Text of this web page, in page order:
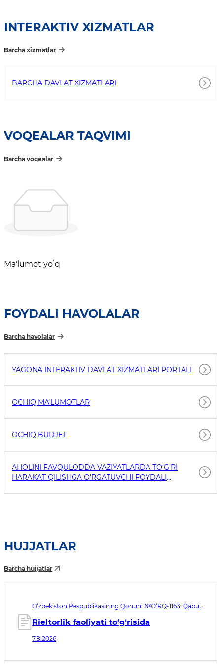
INTERAKTIV XIZMATLAR
Barcha xizmatlar
BARCHA DAVLAT XIZMATLARI
VOQEALAR TAQVIMI
Barcha voqealar
Maʼlumot yoʻq
FOYDALI HAVOLALAR
Barcha havolalar
YAGONA INTERAKTIV DAVLAT XIZMATLARI PORTALI
OCHIQ MAʼLUMOTLAR
OCHIQ BUDJET
AHOLINI FAVQULODDA VAZIYATLARDA TO'G'RI
HARAKAT QILISHGA O'RGATUVCHI FOYDALI
HUJJATLAR
Barcha hujjatlar
O‘zbekiston Respublikasining Qonuni №O‘RQ-1163. Qabul
Rieltorlik faoliyati to‘g‘risida
7.8.2026